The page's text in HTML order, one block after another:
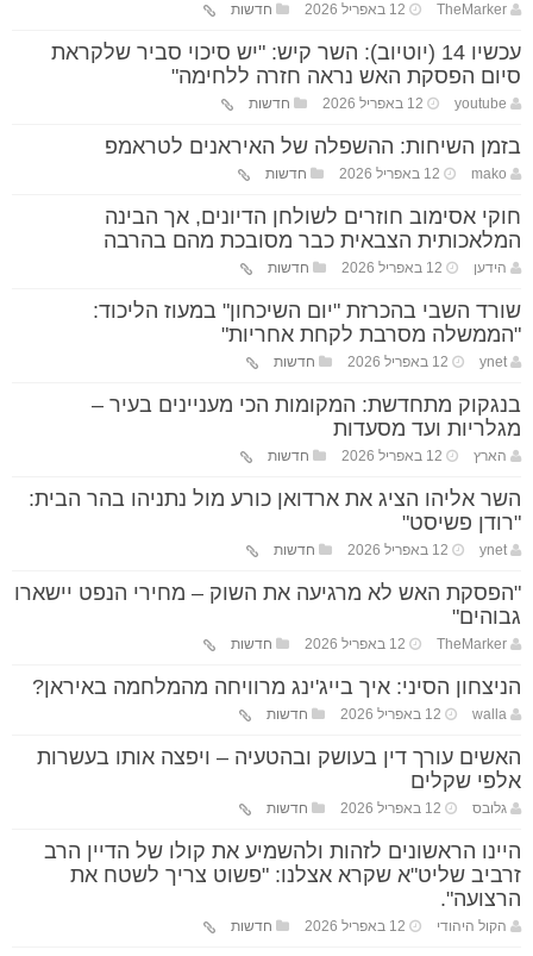
TheMarker 12 באפריל 2026 חדשות
עכשיו 14 (יוטיוב): השר קיש: "יש סיכוי סביר שלקראת
סיום הפסקת האש נראה חזרה ללחימה"
youtube 12 באפריל 2026 חדשות
בזמן השיחות: ההשפלה של האיראנים לטראמפ
mako 12 באפריל 2026 חדשות
חוקי אסימוב חוזרים לשולחן הדיונים, אך הבינה
המלאכותית הצבאית כבר מסובכת מהם בהרבה
הידען 12 באפריל 2026 חדשות
שורד השבי בהכרזת "יום השיכחון" במעוז הליכוד:
"הממשלה מסרבת לקחת אחריות"
ynet 12 באפריל 2026 חדשות
בנגקוק מתחדשת: המקומות הכי מעניינים בעיר –
מגלריות ועד מסעדות
הארץ 12 באפריל 2026 חדשות
השר אליהו הציג את ארדואן כורע מול נתניהו בהר הבית:
"רודן פשיסט"
ynet 12 באפריל 2026 חדשות
"הפסקת האש לא מרגיעה את השוק – מחירי הנפט יישארו
גבוהים"
TheMarker 12 באפריל 2026 חדשות
הניצחון הסיני: איך בייג'ינג מרוויחה מהמלחמה באיראן?
walla 12 באפריל 2026 חדשות
האשים עורך דין בעושק ובהטעיה – ויפצה אותו בעשרות
אלפי שקלים
גלובס 12 באפריל 2026 חדשות
היינו הראשונים לזהות ולהשמיע את קולו של הדיין הרב
זרביב שליט"א שקרא אצלנו: "פשוט צריך לשטח את
הרצועה".
הקול היהודי 12 באפריל 2026 חדשות